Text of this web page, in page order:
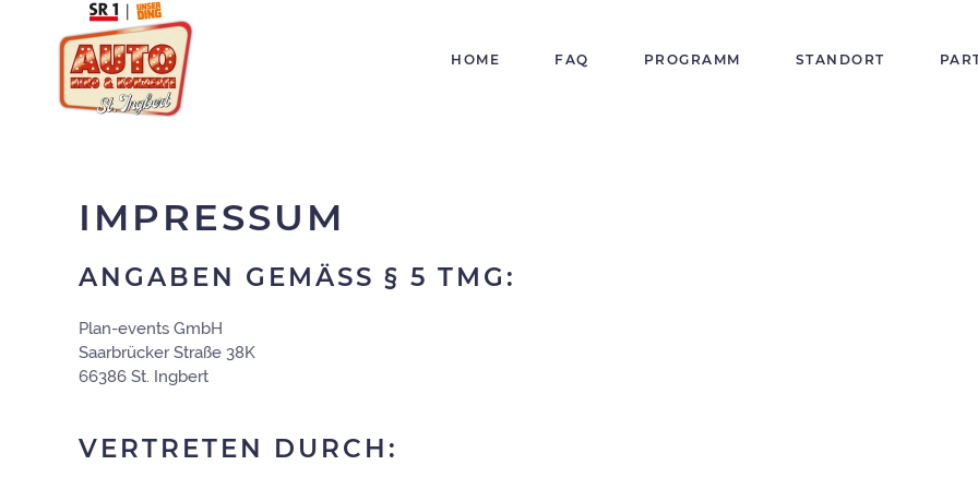
HOME FAQ PROGRAMM STANDORT
IMPRESSUM
ANGABEN GEMÄSS § 5 TMG:
Plan-events GmbH
Saarbrücker Straße 38K
66386 St. Ingbert
VERTRETEN DURCH: